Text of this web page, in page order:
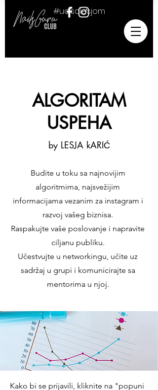
#ucisalesjom
ALGORITAM
USPEHA
by LESJA kARIĆ
Budite u toku sa najnovijim
algoritmima, najsvežijim
informacijama vezanim za instagram i
razvoj vašeg biznisa.
Raspakujte vaše poslovanje i napravite
ciljanu publiku.
Učestvujte u networkingu, učite uz
sadržaj u grupi i komunicirajte sa
mentorima u njoj.
Kako bi se prijavili, kliknite na "popuni